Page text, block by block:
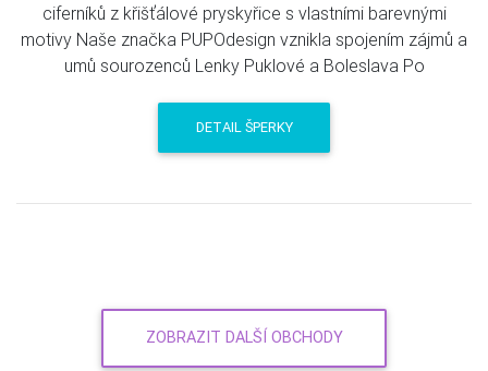
ciferníků z křišťálové pryskyřice s vlastními barevnými
motivy Naše značka PUPOdesign vznikla spojením zájmů a
umů sourozenců Lenky Puklové a Boleslava Po
DETAIL ŠPERKY
ZOBRAZIT DALŠÍ OBCHODY